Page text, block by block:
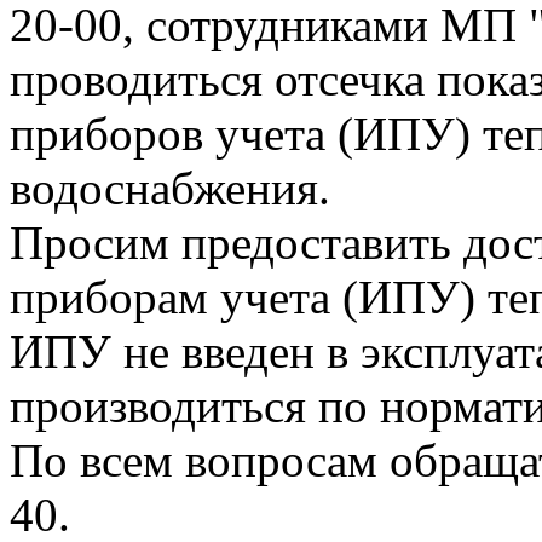
20-00, сотрудниками МП
проводиться отсечка
приборов учета (ИПУ)
водоснабжения.
Просим предоставить
приборам учета (ИПУ)
ИПУ не введен в
производиться по
По всем вопросам
40.